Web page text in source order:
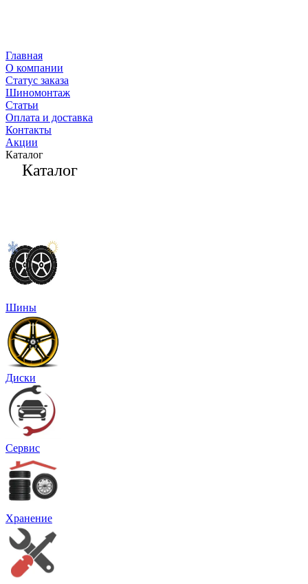
Главная
О компании
Статус заказа
Шиномонтаж
Статьи
Оплата и доставка
Контакты
Акции
Каталог
Каталог
Шины
Диски
Сервис
Хранение